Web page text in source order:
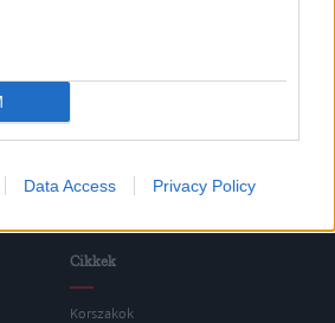
Data Access Privacy Policy
AZ OLDAL TETEJÉRE
Cikkek
Korszakok